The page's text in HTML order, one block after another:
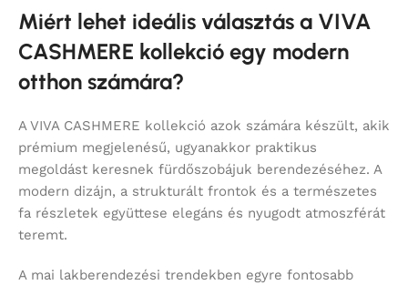
Miért lehet ideális választás a VIVA
CASHMERE kollekció egy modern
otthon számára?
A VIVA CASHMERE kollekció azok számára készült, akik
prémium megjelenésű, ugyanakkor praktikus
megoldást keresnek fürdőszobájuk berendezéséhez. A
modern dizájn, a strukturált frontok és a természetes
fa részletek együttese elegáns és nyugodt atmoszférát
teremt.
A mai lakberendezési trendekben egyre fontosabb